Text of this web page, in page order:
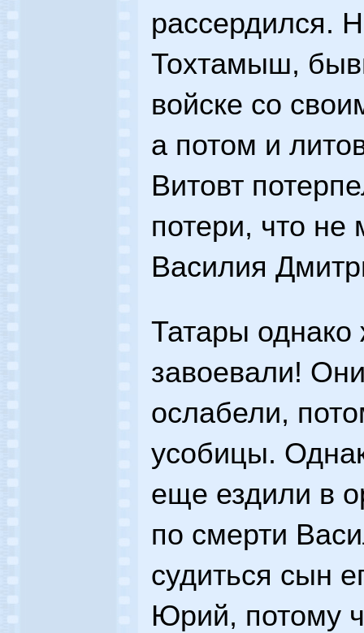
рассердился.
Тохтамыш,
войске со
а потом и
Витовт
потери, что не
Василия
Татары
завоевали!
ослабели,
усобицы.
еще ездили в
по смерти
судиться сын
Юрий, потому